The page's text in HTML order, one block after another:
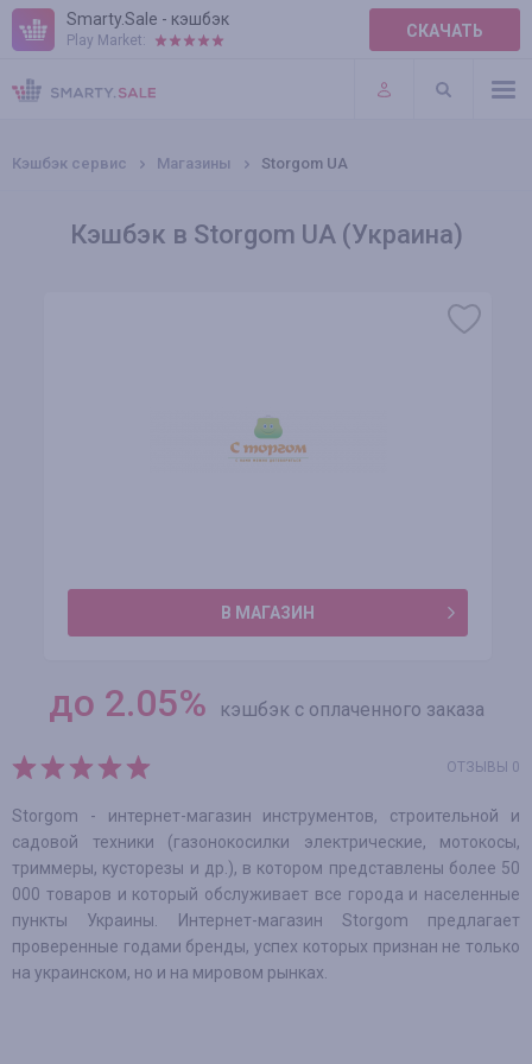
Smarty.Sale - кэшбэк
Play Market: СКАЧАТЬ
ПРАВИЛА
ПЛАГИНЫ
Кэшбэк сервис Магазины Storgom UA
Кэшбэк в Storgom UA (Украина)
В МАГАЗИН
до 2.05% кэшбэк с оплаченного заказа
ОТЗЫВЫ 0
Storgom - интернет-магазин инструментов, строительной и
садовой техники (газонокосилки электрические, мотокосы,
триммеры, кусторезы и др.), в котором представлены более 50
000 товаров и который обслуживает все города и населенные
пункты Украины. Интернет-магазин Storgom предлагает
проверенные годами бренды, успех которых признан не только
на украинском, но и на мировом рынках.